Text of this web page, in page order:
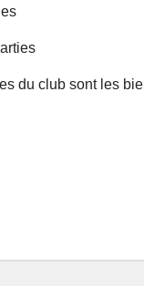
du club sont les